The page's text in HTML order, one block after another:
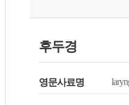
후두경
영문사료명